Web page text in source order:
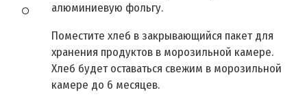
алюминиевую фольгу.
Поместите хлеб в закрывающийся пакет для
хранения продуктов в морозильной камере.
Хлеб будет оставаться свежим в морозильной
камере до 6 месяцев.